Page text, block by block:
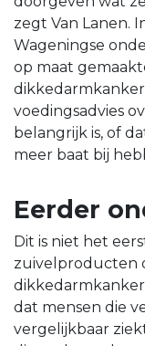
zegt Van Lanen.
Wageningse
op maat
voedingsadvies
belangrijk is, of
meer baat bij
Eerder
Dit is niet het
zuivelproducten
dat mensen die
vergelijkbaar